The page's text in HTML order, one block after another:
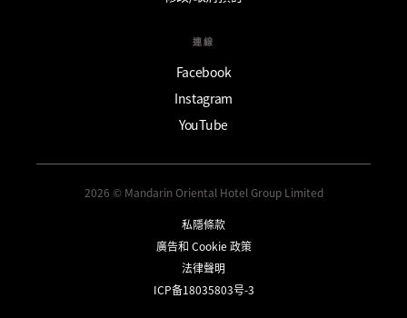
連線
Facebook
Instagram
YouTube
2026 © Mandarin Oriental Hotel Group Limited
私隱條款
廣告和 Cookie 政策
法律聲明
ICP备18035803号-3